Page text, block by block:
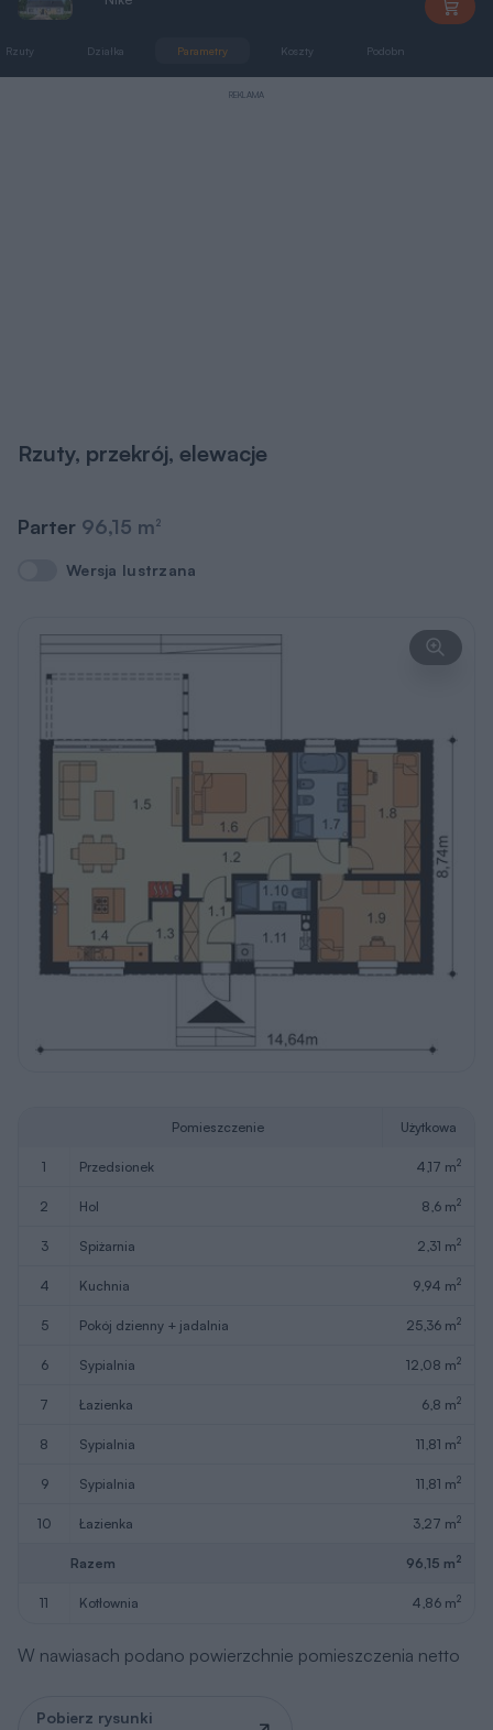
Rzuty Działka Parametry Koszty Podobne
REKLAMA
Rzuty, przekrój, elewacje
Parter 96,15 m2
Wersja lustrzana
Wersja lustrzana
Pomieszczenie Użytkowa
1 przedsionek 4,17 m2
2 hol 8,6 m2
3 spiżarnia 2,31 m2
4 kuchnia 9,94 m2
5 pokój dzienny + jadalnia 25,36 m2
6 sypialnia 12,08 m2
7 łazienka 6,8 m2
8 sypialnia 11,81 m2
9 sypialnia 11,81 m2
10 łazienka 3,27 m2
Razem 96,15 m2
11 kotłownia 4,86 m2
W nawiasach podano powierzchnie pomieszczenia netto
Pobierz rysunki